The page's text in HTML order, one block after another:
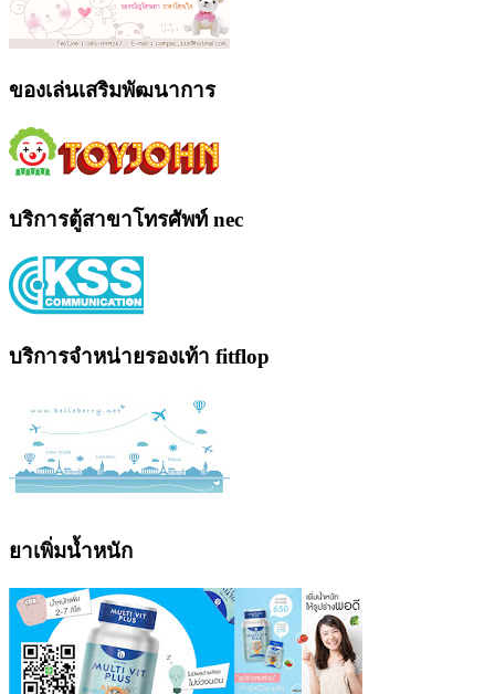
ของเล่นเสริมพัฒนาการ
บริการตู้สาขาโทรศัพท์ nec
บริการจำหน่ายรองเท้า fitflop
ยาเพิ่มน้ำหนัก